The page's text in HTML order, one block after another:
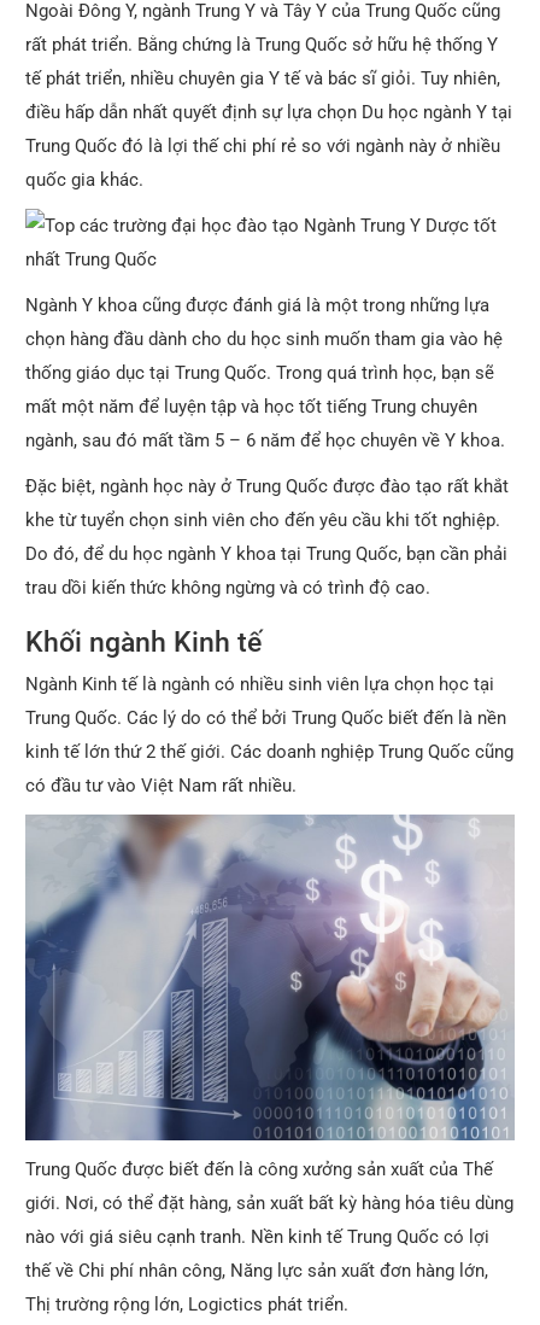
Ngoài Đông Y, ngành Trung Y và Tây Y của Trung Quốc cũng
rất phát triển. Bằng chứng là Trung Quốc sở hữu hệ thống Y
tế phát triển, nhiều chuyên gia Y tế và bác sĩ giỏi. Tuy nhiên,
điều hấp dẫn nhất quyết định sự lựa chọn Du học ngành Y tại
Trung Quốc đó là lợi thế chi phí rẻ so với ngành này ở nhiều
quốc gia khác.
Ngành Y khoa cũng được đánh giá là một trong những lựa
chọn hàng đầu dành cho du học sinh muốn tham gia vào hệ
thống giáo dục tại Trung Quốc. Trong quá trình học, bạn sẽ
mất một năm để luyện tập và học tốt tiếng Trung chuyên
ngành, sau đó mất tầm 5 – 6 năm để học chuyên về Y khoa.
Đặc biệt, ngành học này ở Trung Quốc được đào tạo rất khắt
khe từ tuyển chọn sinh viên cho đến yêu cầu khi tốt nghiệp.
Do đó, để du học ngành Y khoa tại Trung Quốc, bạn cần phải
trau dồi kiến thức không ngừng và có trình độ cao.
Khối ngành Kinh tế
Ngành Kinh tế là ngành có nhiều sinh viên lựa chọn học tại
Trung Quốc. Các lý do có thể bởi Trung Quốc biết đến là nền
kinh tế lớn thứ 2 thế giới. Các doanh nghiệp Trung Quốc cũng
có đầu tư vào Việt Nam rất nhiều.
Trung Quốc được biết đến là công xưởng sản xuất của Thế
giới. Nơi, có thể đặt hàng, sản xuất bất kỳ hàng hóa tiêu dùng
nào với giá siêu cạnh tranh. Nền kinh tế Trung Quốc có lợi
thế về Chi phí nhân công, Năng lực sản xuất đơn hàng lớn,
Thị trường rộng lớn, Logictics phát triển.